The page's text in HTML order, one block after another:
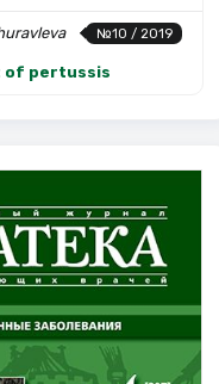
№10 / 2019
of pertussis